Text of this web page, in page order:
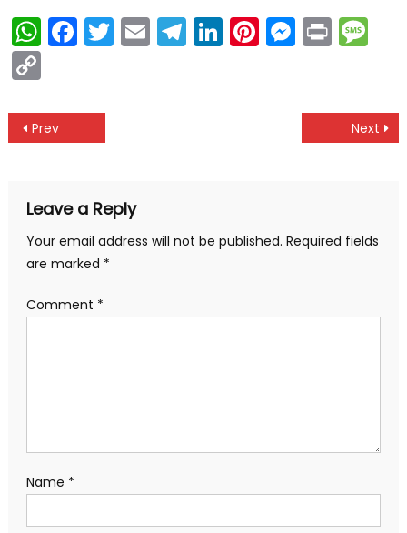
WhatsApp
Facebook
Twitter
EmailTelegram
LinkedIn
Pinterest
Print
Copy
Post
Prev Next
Leave a Reply
Your email address will not be published. Required fields
are marked *
Comment *
Name *